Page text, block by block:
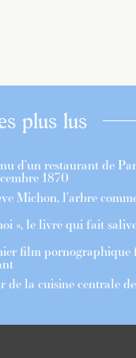
plus lus
d’un restaurant de
1870
Michon, l’arbre
», le livre qui fait
film pornographique
de la cuisine centrale